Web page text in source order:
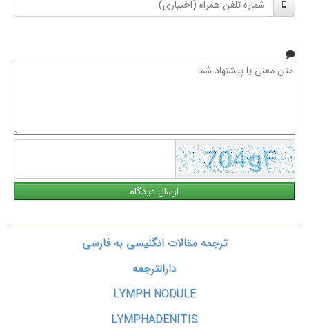
خانوادگی
تلفن
متن
ترجمه مقالات انگلیسی به فارسی
دارالترجمه
LYMPH NODULE
LYMPHADENITIS